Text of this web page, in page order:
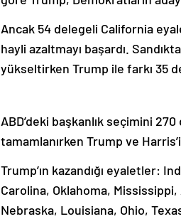
Ancak 54 delegeli California
hayli azaltmayı başardı.
yükseltirken Trump ile farkı 35
ABD’deki başkanlık seçimini
tamamlanırken Trump ve
Trump’ın kazandığı eyaletler:
Carolina, Oklahoma,
Nebraska, Louisiana, Ohio,